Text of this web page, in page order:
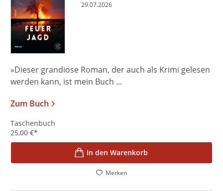
29.07.2026
»Dieser grandiose Roman, der auch als Krimi gelesen
werden kann, ist mein Buch ...
Zum Buch
Taschenbuch
25,00 €*
In den Warenkorb
Merken